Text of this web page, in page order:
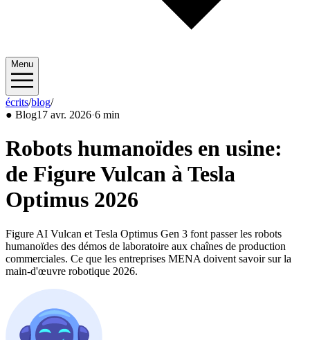
Menu
écrits/blog/2026/04
● Blog17 avr. 2026·6 min
Robots humanoïdes en usine:
de Figure Vulcan à Tesla
Optimus 2026
Figure AI Vulcan et Tesla Optimus Gen 3 font passer les robots
humanoïdes des démos de laboratoire aux chaînes de production
commerciales. Ce que les entreprises MENA doivent savoir sur la
main-d'œuvre robotique 2026.